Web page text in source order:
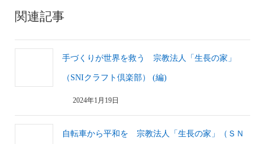
関連記事
手づくりが世界を救う 宗教法人「生長の家」
（SNIクラフト倶楽部） (編)
2024年1月19日
自転車から平和を 宗教法人「生長の家」（ＳＮ